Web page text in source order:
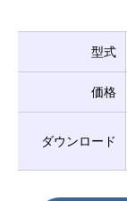
型式
価格
ダウンロード